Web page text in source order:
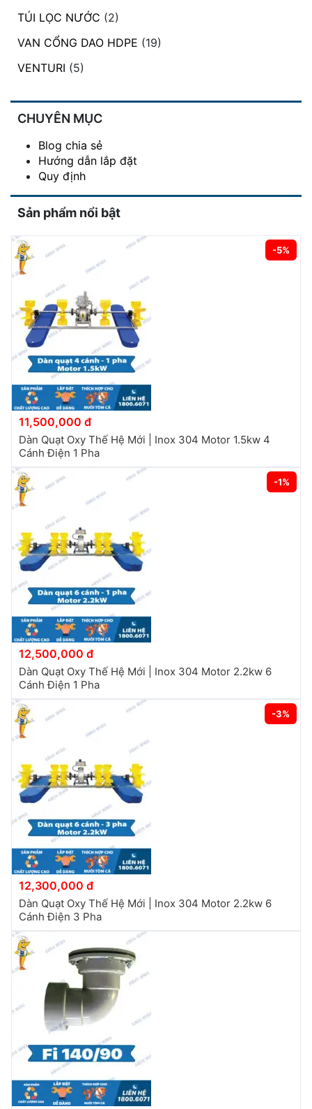
TÚI LỌC NƯỚC (2)
VAN CỔNG DAO HDPE (19)
VENTURI (5)
CHUYÊN MỤC
Blog chia sẻ
Hướng dẫn lắp đặt
Quy định
Sản phẩm nổi bật
-5%
11,500,000 đ
Dàn Quạt Oxy Thế Hệ Mới | Inox 304 Motor 1.5kw 4
Cánh Điện 1 Pha
-1%
12,500,000 đ
Dàn Quạt Oxy Thế Hệ Mới | Inox 304 Motor 2.2kw 6
Cánh Điện 1 Pha
-3%
12,300,000 đ
Dàn Quạt Oxy Thế Hệ Mới | Inox 304 Motor 2.2kw 6
Cánh Điện 3 Pha